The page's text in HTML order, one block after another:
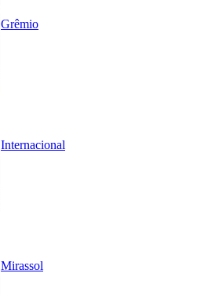
Grêmio
Internacional
Mirassol